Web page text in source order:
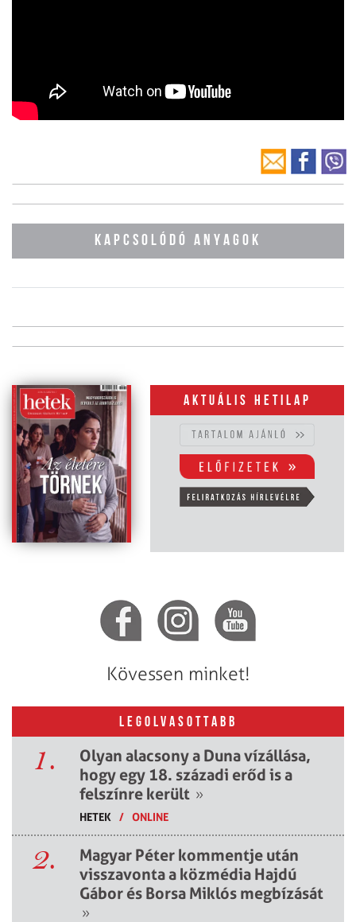
KAPCSOLÓDÓ ANYAGOK
Aktuális hetilap
Kövessen minket!
LEGOLVASOTTABB
1.
Olyan alacsony a Duna vízállása,
hogy egy 18. századi erőd is a
felszínre került »
HETEK / ONLINE
2.
Magyar Péter kommentje után
visszavonta a közmédia Hajdú
Gábor és Borsa Miklós megbízását
»